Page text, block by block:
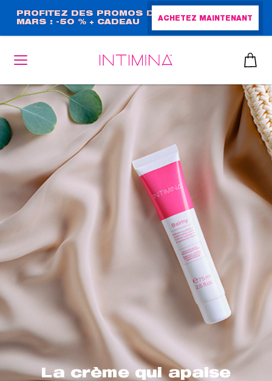
contenu
principal
PROFITEZ DES PROMOS DE
MARS : -50 % + CADEAU
ACHETEZ MAINTENANT
La crème qui apaise